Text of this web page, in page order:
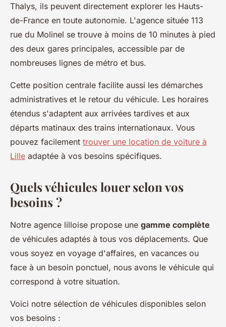
Thalys, ils peuvent directement explorer les Hauts-
de-France en toute autonomie. L'agence située 113
rue du Molinel se trouve à moins de 10 minutes à pied
des deux gares principales, accessible par de
nombreuses lignes de métro et bus.
Cette position centrale facilite aussi les démarches
administratives et le retour du véhicule. Les horaires
étendus s'adaptent aux arrivées tardives et aux
départs matinaux des trains internationaux. Vous
pouvez facilement trouver une location de voiture à
Lille adaptée à vos besoins spécifiques.
Quels véhicules louer selon vos
besoins ?
Notre agence lilloise propose une gamme complète
de véhicules adaptés à tous vos déplacements. Que
vous soyez en voyage d'affaires, en vacances ou
face à un besoin ponctuel, nous avons le véhicule qui
correspond à votre situation.
Voici notre sélection de véhicules disponibles selon
vos besoins :